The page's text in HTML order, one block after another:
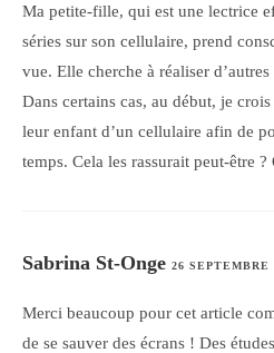
Ma petite-fille, qui est une lectrice
séries sur son cellulaire, prend
vue. Elle cherche à réaliser
Dans certains cas, au début, je
leur enfant d’un cellulaire afin de
temps. Cela les rassurait peut-être
Sabrina St-Onge 26 SEPTEMBRE
Merci beaucoup pour cet article
de se sauver des écrans ! Des